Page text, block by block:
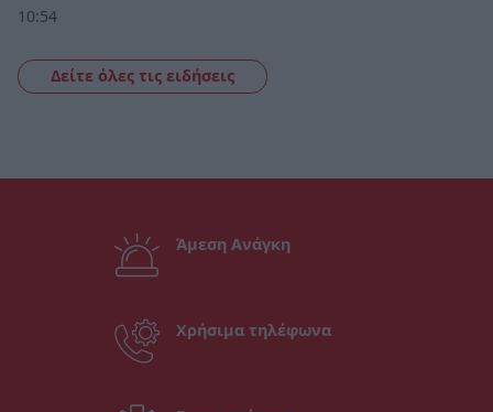
10:54
Δείτε όλες τις ειδήσεις
Άμεση Ανάγκη
Χρήσιμα τηλέφωνα